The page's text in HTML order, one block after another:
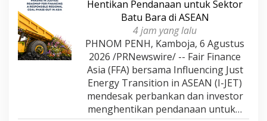
Hentikan Pendanaan untuk Sektor
Batu Bara di ASEAN
4 jam yang lalu
PHNOM PENH, Kamboja, 6 Agustus
2026 /PRNewswire/ -- Fair Finance
Asia (FFA) bersama Influencing Just
Energy Transition in ASEAN (I-JET)
mendesak perbankan dan investor
menghentikan pendanaan untuk…